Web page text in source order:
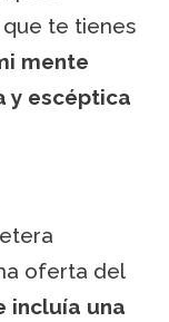
que te tienes
mente
y escéptica
oferta del
incluía una